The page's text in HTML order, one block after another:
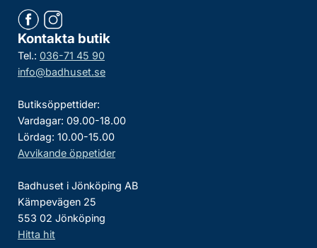
Kontakta butik
Tel.: 036-71 45 90
info@badhuset.se
Butiksöppettider:
Vardagar: 09.00-18.00
Lördag: 10.00-15.00
Avvikande öppetider
Badhuset i Jönköping AB
Kämpevägen 25
553 02 Jönköping
Hitta hit